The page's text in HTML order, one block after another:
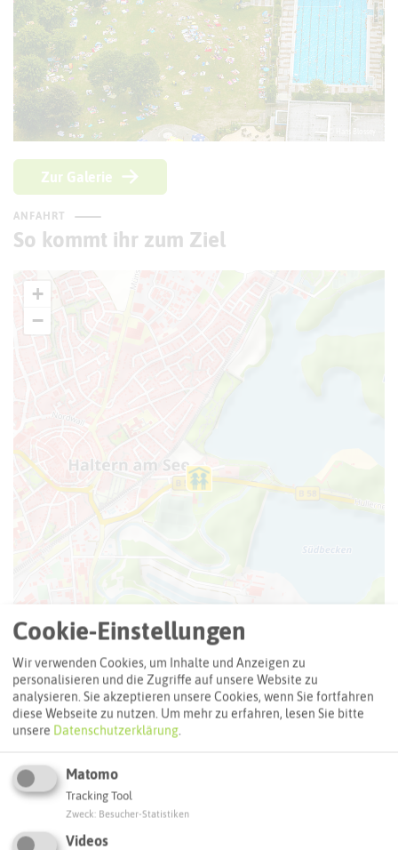
Zur Galerie
ANFAHRT
So kommt ihr zum Ziel
+
−
Leaflet |©OpenStreetMapcontributors |weitere Lizenzen
Freizeitbad Aquarell
Hullerner Straße 45
45721 Haltern am See
Cookie-Einstellungen
Wir verwenden Cookies, um Inhalte und Anzeigen zu
personalisieren und die Zugriffe auf unsere Website zu
analysieren. Sie akzeptieren unsere Cookies, wenn Sie fortfahren
diese Webseite zu nutzen. Um mehr zu erfahren, lesen Sie bitte
unsere Datenschutzerklärung.
Matomo
Tracking Tool
Zweck Besucher-Statistiken
Videos